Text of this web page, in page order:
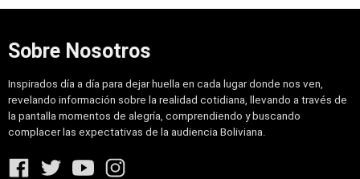
Sobre Nosotros
Inspirados día a día para dejar huella en cada lugar donde nos ven,
revelando información sobre la realidad cotidiana, llevando a través de
la pantalla momentos de alegría, comprendiendo y buscando
complacer las expectativas de la audiencia Boliviana.